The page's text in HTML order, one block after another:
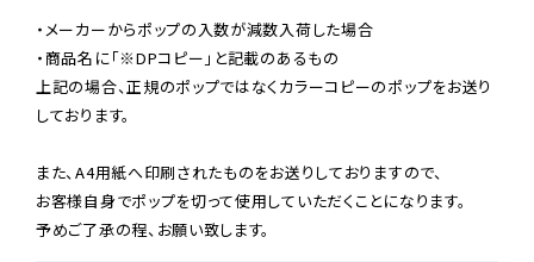
・メーカーからポップの入数が減数入荷した場合
・商品名に「※DPコピー」と記載のあるもの
上記の場合、正規のポップではなくカラーコピーのポップをお送り
しております。
また、A4用紙へ印刷されたものをお送りしておりますので、
お客様自身でポップを切って使用していただくことになります。
予めご了承の程、お願い致します。